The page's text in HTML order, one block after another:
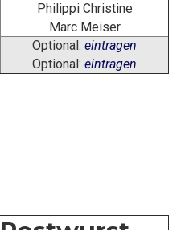
Philippi Christine
Marc Meiser
Optional: eintragen
Optional: eintragen